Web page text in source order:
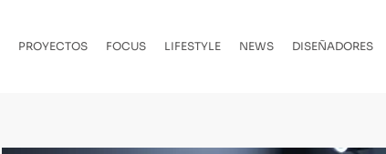
PROYECTOS FOCUS LIFESTYLE NEWS DISEÑADORES